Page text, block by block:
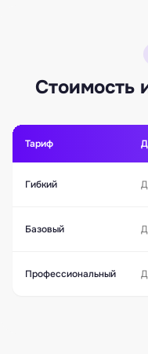
Стоимость
Тариф
Гибкий
Базовый
Профессиональный